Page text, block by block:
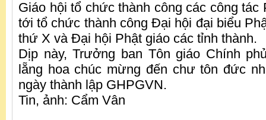
Giáo hội tổ chức thành công các công
tới tổ chức thành công Đại hội đại biểu
thứ X và Đại hội Phật giáo các tỉnh thành.
Dịp này, Trưởng ban Tôn giáo Chính
lẵng hoa chúc mừng đến chư tôn đức
ngày thành lập GHPGVN.
Tin, ảnh: Cẩm Vân